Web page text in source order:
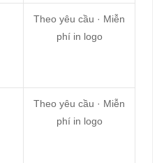
Theo yêu cầu · Miễn
phí in logo
Theo yêu cầu · Miễn
phí in logo